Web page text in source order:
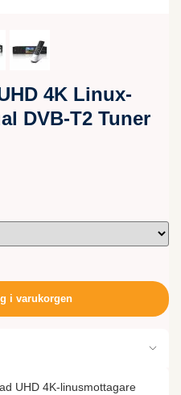
4K Linux-
DVB-T2 Tuner
i varukorgen
UHD 4K-linusmottagare